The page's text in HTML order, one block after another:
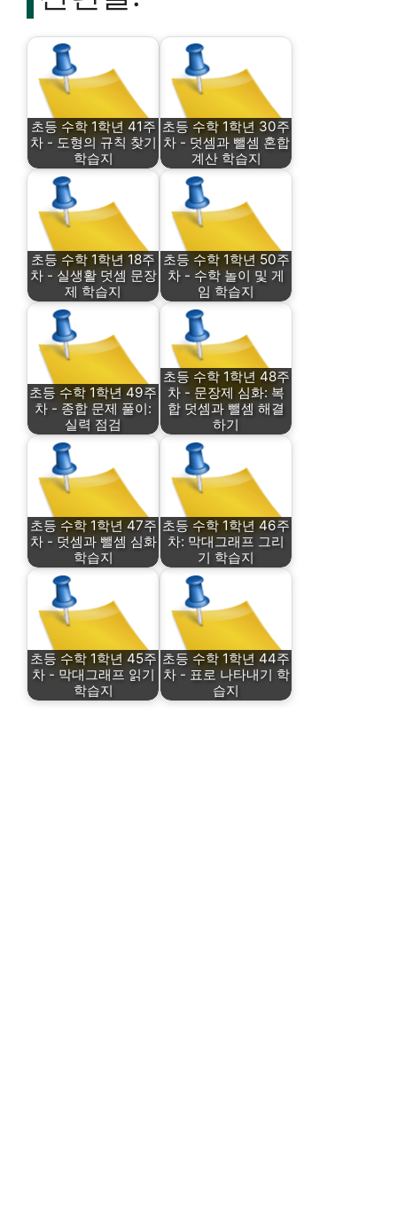
초등 수학 1학년 41주
차 - 도형의 규칙 찾기
학습지
초등 수학 1학년 30주
차 - 덧셈과 뺄셈 혼합
계산 학습지
초등 수학 1학년 18주
차 - 실생활 덧셈 문장
제 학습지
초등 수학 1학년 50주
차 - 수학 놀이 및 게
임 학습지
초등 수학 1학년 49주
차 - 종합 문제 풀이:
실력 점검
초등 수학 1학년 48주
차 - 문장제 심화: 복
합 덧셈과 뺄셈 해결
하기
초등 수학 1학년 47주
차 - 덧셈과 뺄셈 심화
학습지
초등 수학 1학년 46주
차: 막대그래프 그리
기 학습지
초등 수학 1학년 45주
차 - 막대그래프 읽기
학습지
초등 수학 1학년 44주
차 - 표로 나타내기 학
습지